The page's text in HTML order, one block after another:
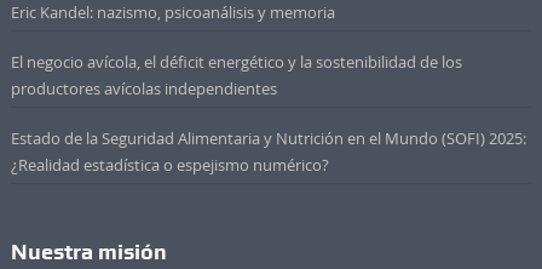
Eric Kandel: nazismo, psicoanálisis y memoria
El negocio avícola, el déficit energético y la sostenibilidad de los
productores avícolas independientes
Estado de la Seguridad Alimentaria y Nutrición en el Mundo (SOFI) 2025:
¿Realidad estadística o espejismo numérico?
Nuestra misión